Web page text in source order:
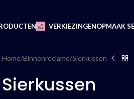
VERKIEZINGENOPMAAK
Home Binnenreclame Sierkussen
Sierkussen